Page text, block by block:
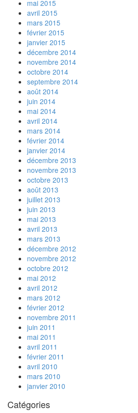
mai 2015
avril 2015
mars 2015
février 2015
janvier 2015
décembre 2014
novembre 2014
octobre 2014
septembre 2014
août 2014
juin 2014
mai 2014
avril 2014
mars 2014
février 2014
janvier 2014
décembre 2013
novembre 2013
octobre 2013
août 2013
juillet 2013
juin 2013
mai 2013
avril 2013
mars 2013
décembre 2012
novembre 2012
octobre 2012
mai 2012
avril 2012
mars 2012
février 2012
novembre 2011
juin 2011
mai 2011
avril 2011
février 2011
avril 2010
mars 2010
janvier 2010
Catégories